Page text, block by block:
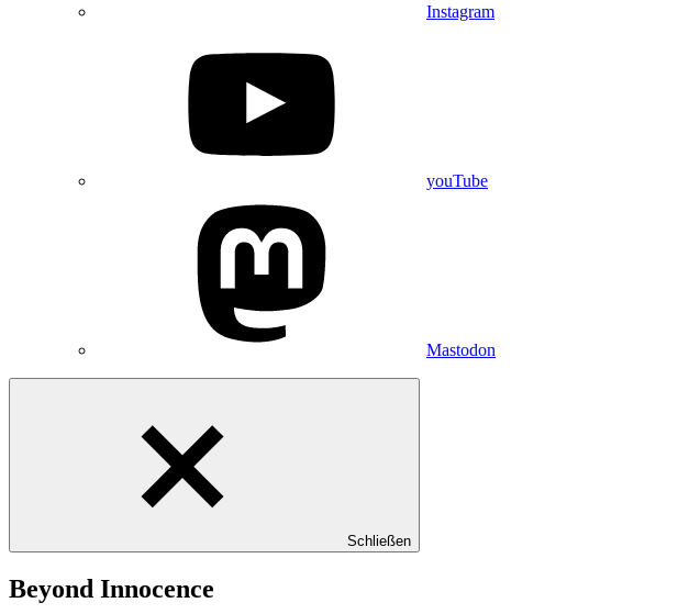
Instagram
youTube
Mastodon
Schließen
Beyond Innocence